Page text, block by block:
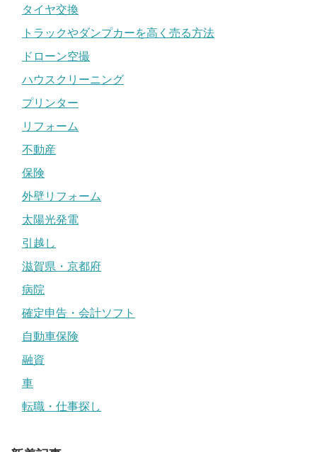
タイヤ交換
トラックやダンプカーを高く売る方法
ドローン空撮
ハウスクリーニング
プリンター
リフォーム
不動産
保険
外壁リフォーム
太陽光発電
引越し
滋賀県・京都府
病院
確定申告・会計ソフト
自動車保険
融資
車
転職・仕事探し